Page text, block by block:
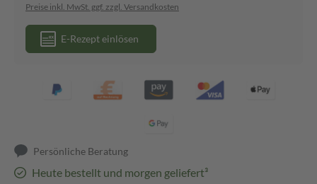
Preise inkl. MwSt. ggf. zzgl. Versandkosten
E-Rezept einlösen
Persönliche Beratung
Heute bestellt und morgen geliefert³